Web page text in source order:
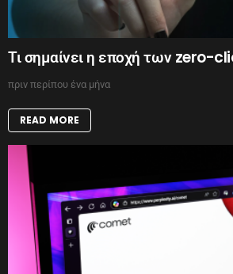
Τι σημαίνει η εποχή των zero-
πριν περίπου ένα μήνα
READ MORE